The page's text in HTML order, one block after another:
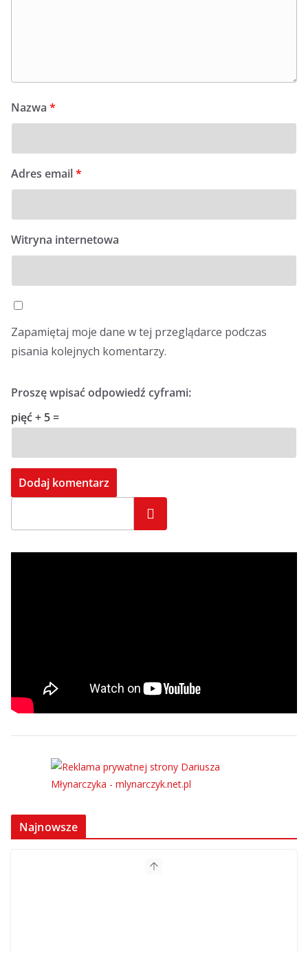
Nazwa *
Adres email*
Witryna internetowa
Zapamiętaj moje dane w tej przeglądarce podczas
pisania kolejnych komentarzy.
Proszę wpisać odpowiedź cyframi:
pięć + 5 =
Szukaj
Najnowsze